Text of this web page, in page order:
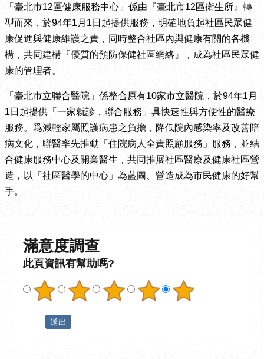
「臺北市12區健康服務中心」係由『臺北市12區衛生所』轉
型而來，於94年1月1日起提供服務，明確地負起社區民眾健
康促進與健康維護之責，同時整合社區內與健康有關的各機
構，共同建構『優質的預防保健社區網絡』，成為社區民眾健
康的管理者。
「臺北市立聯合醫院」係整合原有10家市立醫院，於94年1月
1日起提供「一家就診，聯合服務」具快速性與方便性的醫療
服務。爲減輕家屬照護病患之負擔，降低院內感染率及改善陪
病文化，聯醫率先推動「住院病人全責照顧服務」服務，並結
合健康服務中心及開業醫生，共同推展社區醫療及健康社區營
造，以「社區醫學的中心」為藍圖、營造成為市民健康的好幫
手。
滿意度調查
此頁資訊有幫助嗎?